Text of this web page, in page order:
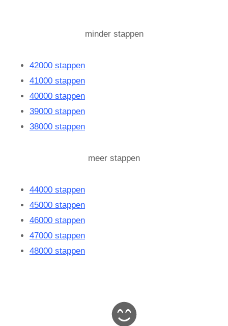
minder stappen
42000 stappen
41000 stappen
40000 stappen
39000 stappen
38000 stappen
meer stappen
44000 stappen
45000 stappen
46000 stappen
47000 stappen
48000 stappen